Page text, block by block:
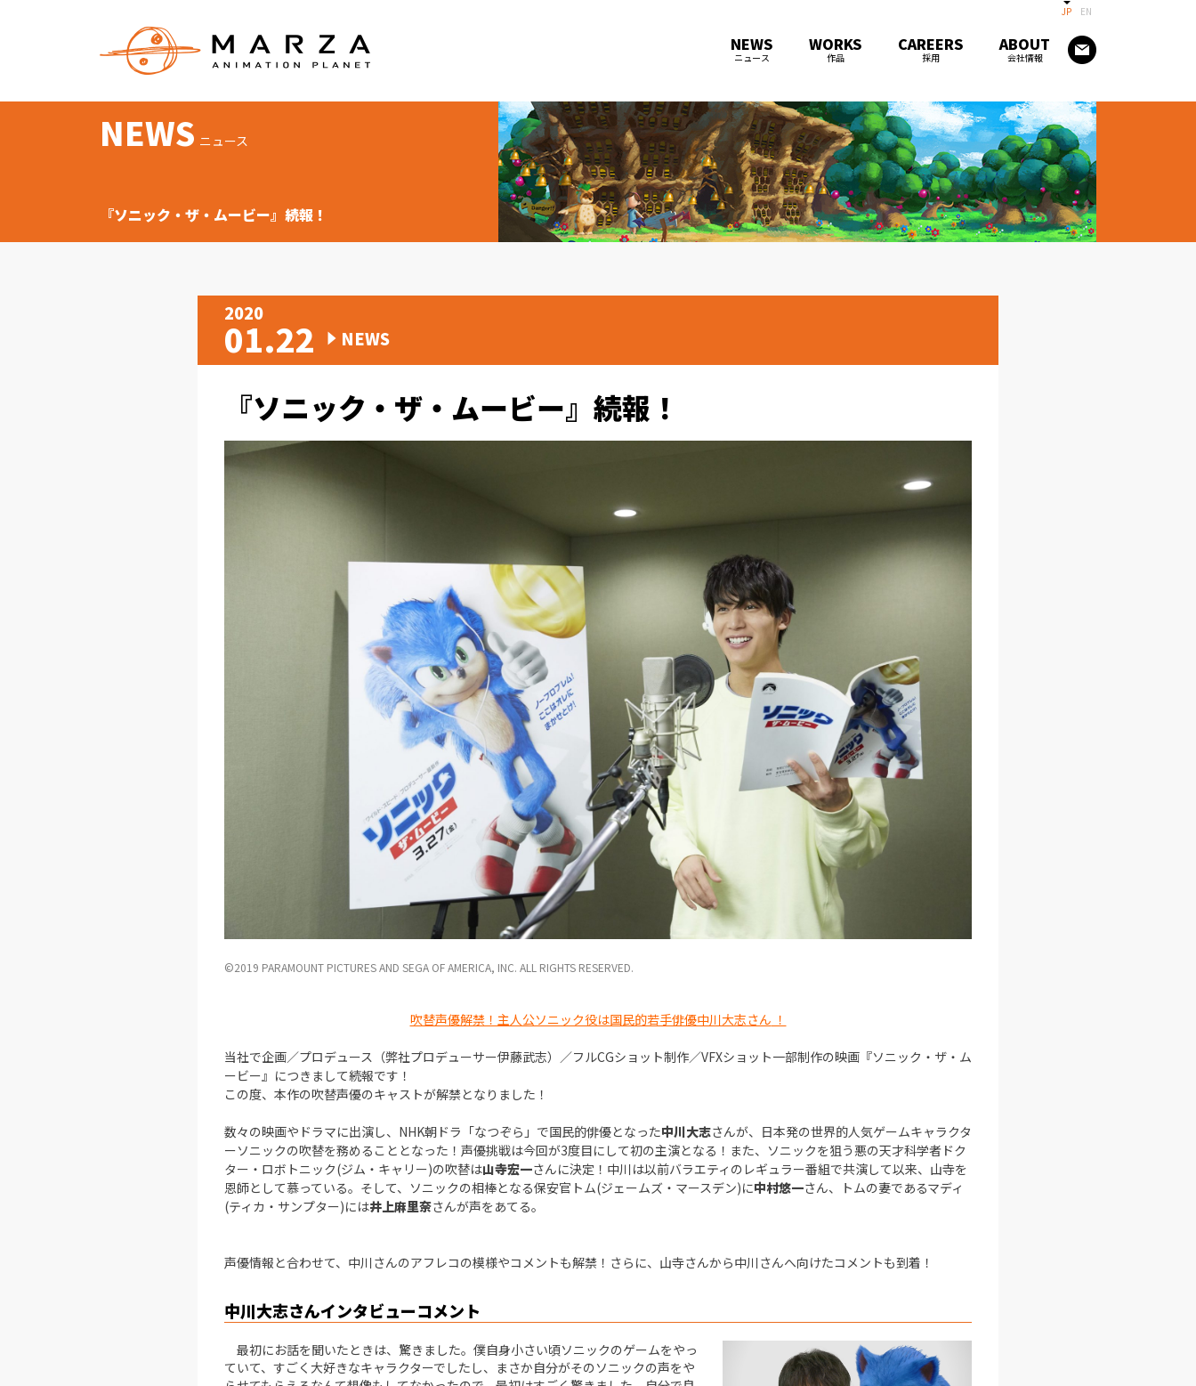
JP EN
NEWS
ニュース
WORKS
作品
CAREERS
採用
ABOUT
会社情報
NEWS ニュース
『ソニック・ザ・ムービー』続報！
2020
01.22 NEWS
『ソニック・ザ・ムービー』続報！
©2019 PARAMOUNT PICTURES AND SEGA OF AMERICA, INC. ALL RIGHTS RESERVED.
吹替声優解禁！主人公ソニック役は国民的若手俳優中川大志さん ！
当社で企画／プロデュース（弊社プロデューサー伊藤武志）／フルCGショット制作／VFXショット一部制作の映画『ソニック・ザ・ム
ービー』につきまして続報です！
この度、本作の吹替声優のキャストが解禁となりました！
数々の映画やドラマに出演し、NHK朝ドラ「なつぞら」で国民的俳優となった中川大志さんが、日本発の世界的人気ゲームキャラクタ
ーソニックの吹替を務めることとなった！声優挑戦は今回が3度目にして初の主演となる！また、ソニックを狙う悪の天才科学者ドク
ター・ロボトニック(ジム・キャリー)の吹替は山寺宏一さんに決定！中川は以前バラエティのレギュラー番組で共演して以来、山寺を
恩師として慕っている。そして、ソニックの相棒となる保安官トム(ジェームズ・マースデン)に中村悠一さん、トムの妻であるマディ
(ティカ・サンプター)には井上麻里奈さんが声をあてる。
声優情報と合わせて、中川さんのアフレコの模様やコメントも解禁！さらに、山寺さんから中川さんへ向けたコメントも到着！
中川大志さんインタビューコメント
最初にお話を聞いたときは、驚きました。僕自身小さい頃ソニックのゲームをやっ
ていて、すごく大好きなキャラクターでしたし、まさか自分がそのソニックの声をや